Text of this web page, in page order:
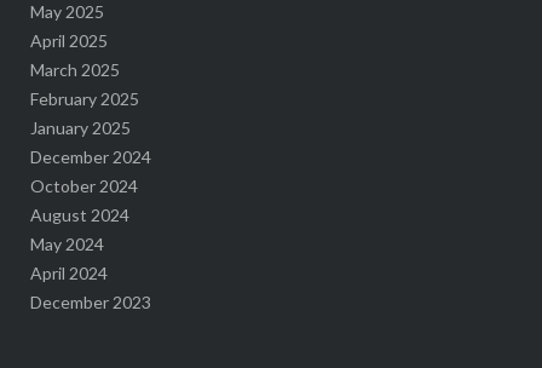
May 2025
April 2025
March 2025
February 2025
January 2025
December 2024
October 2024
August 2024
May 2024
April 2024
December 2023